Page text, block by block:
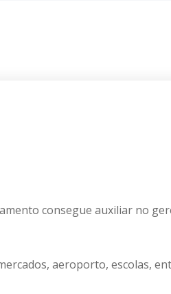
consegue auxiliar no
aeroporto, escolas,